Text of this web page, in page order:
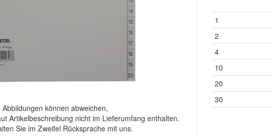
Abbildungen können abweichen,
Artikelbeschreibung nicht im Lieferumfang enthalten.
Sie im Zweifel Rücksprache mit uns.
1
2
4
10
20
30